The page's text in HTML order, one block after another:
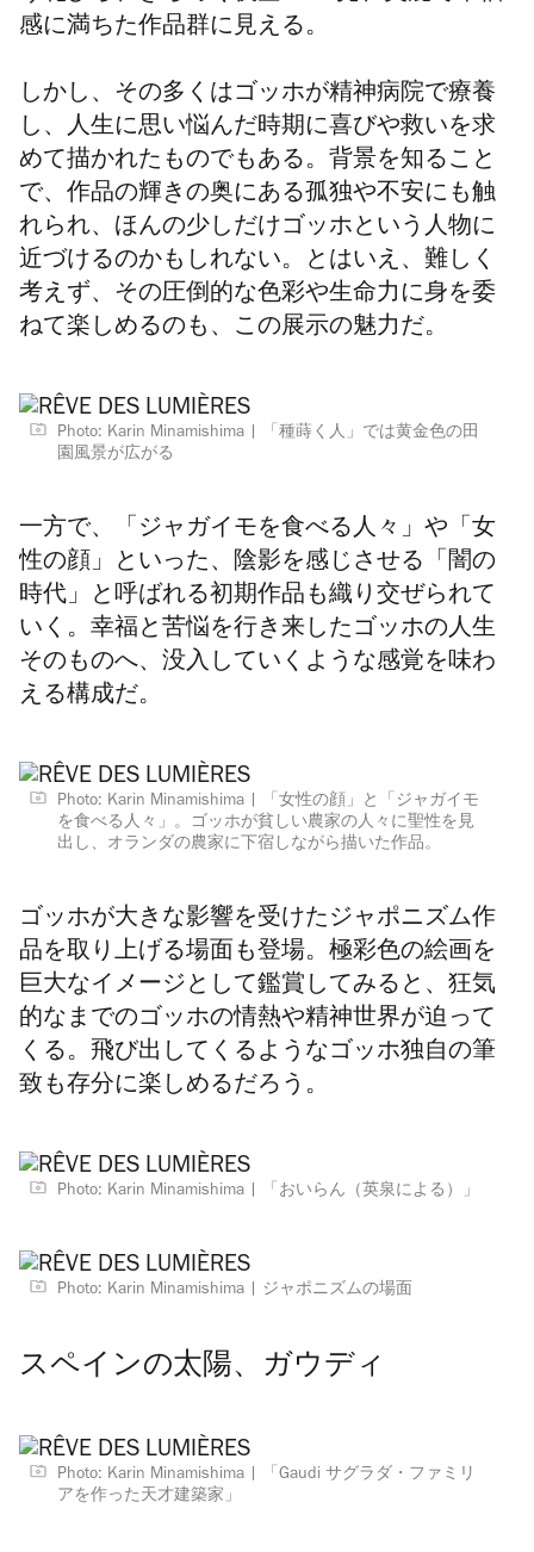
感に満ちた作品群に見える。
しかし、その多くはゴッホが精神病院で療養
し、人生に思い悩んだ時期に喜びや救いを求
めて描かれたものでもある。背景を知ること
で、作品の輝きの奥にある孤独や不安にも触
れられ、ほんの少しだけゴッホという人物に
近づけるのかもしれない。とはいえ、難しく
考えず、その圧倒的な色彩や生命力に身を委
ねて楽しめるのも、この展示の魅力だ。
Photo: Karin Minamishima
「種蒔く人」では黄金色の田
園風景が広がる
一方で、「ジャガイモを食べる人々」や「女
性の顔」といった、陰影を感じさせる 「闇の
時代」と呼ばれる初期作品も織り交ぜられて
いく。幸福と苦悩を行き来したゴッホの人生
そのものへ、没入していくような感覚を味わ
える構成だ。
Photo: Karin Minamishima
「女性の顔」と「ジャガイモ
を食べる人々」。ゴッホが貧しい農家の人々に聖性を見
出し、オランダの農家に下宿しながら描いた作品。
ゴッホが大きな影響を受けたジャポニズム作
品を取り上げる場面も登場。極彩色の絵画を
巨大なイメージとして鑑賞してみると、狂気
的なまでのゴッホの情熱や精神世界が迫って
くる。飛び出してくるようなゴッホ独自の筆
致も存分に楽しめるだろう。
Photo: Karin Minamishima 「おいらん（英泉による）」
Photo: Karin Minamishima ジャポニズムの場面
スペインの太陽、ガウディ
Photo: Karin Minamishima
「Gaudi サグラダ・ファミリ
アを作った天才建築家」